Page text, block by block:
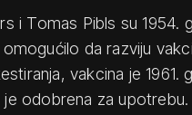
i Tomas Pibls su 1954.
da razviju
vakcina je 1961.
je odobrena za upotrebu.